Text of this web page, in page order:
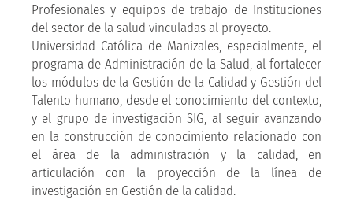
Profesionales y equipos de trabajo de Instituciones
del sector de la salud vinculadas al proyecto.
Universidad Católica de Manizales, especialmente, el
programa de Administración de la Salud, al fortalecer
los módulos de la Gestión de la Calidad y Gestión del
Talento humano, desde el conocimiento del contexto,
y el grupo de investigación SIG, al seguir avanzando
en la construcción de conocimiento relacionado con
el área de la administración y la calidad, en
articulación con la proyección de la línea de
investigación en Gestión de la calidad.